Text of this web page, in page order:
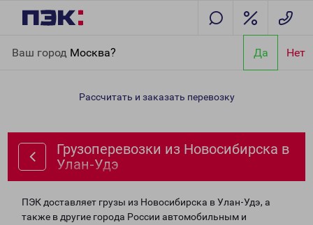
Ваш город Москва? Да Нет
Улан-Удэ
Рассчитать и заказать перевозку
Грузоперевозки из Новосибирска в
Улан-Удэ
ПЭК доставляет грузы из Новосибирска в Улан-Удэ, а
также в другие города России автомобильным и